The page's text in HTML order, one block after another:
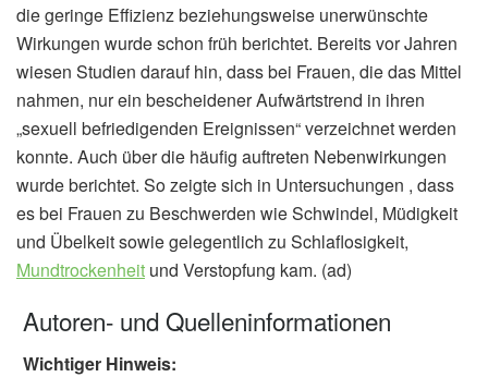
die geringe Effizienz beziehungsweise unerwünschte
Wirkungen wurde schon früh berichtet. Bereits vor Jahren
wiesen Studien darauf hin, dass bei Frauen, die das Mittel
nahmen, nur ein bescheidener Aufwärtstrend in ihren
„sexuell befriedigenden Ereignissen“ verzeichnet werden
konnte. Auch über die häufig auftreten Nebenwirkungen
wurde berichtet. So zeigte sich in Untersuchungen , dass
es bei Frauen zu Beschwerden wie Schwindel, Müdigkeit
und Übelkeit sowie gelegentlich zu Schlaflosigkeit,
Mundtrockenheit und Verstopfung kam. (ad)
Autoren- und Quelleninformationen
Wichtiger Hinweis: